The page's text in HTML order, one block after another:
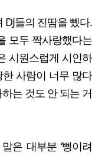
들의 진땀을 뼀다.
모두 짝사랑했다는
시원스럽게 시인하
사람이 너무 많다
는 것도 안 되는 거
은 대부분 ‘뻥이려